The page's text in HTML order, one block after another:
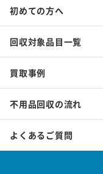
初めての方へ
回収対象品目一覧
買取事例
不用品回収の流れ
よくあるご質問